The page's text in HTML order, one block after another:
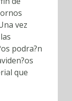
vez
podra?n
que